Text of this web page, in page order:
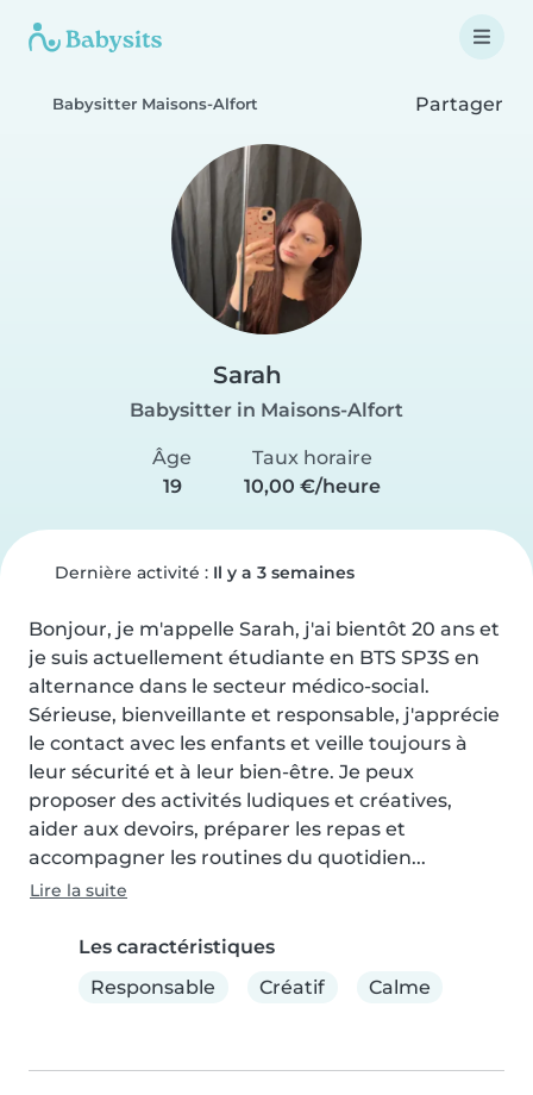
Babysitter Maisons-Alfort Partager
Sarah
Babysitter in Maisons-Alfort
Âge
19
Taux horaire
10,00 €/heure
Dernière activité : Il y a 3 semaines
Bonjour, je m'appelle Sarah, j'ai bientôt 20 ans et
je suis actuellement étudiante en BTS SP3S en
alternance dans le secteur médico-social.
Sérieuse, bienveillante et responsable, j'apprécie
le contact avec les enfants et veille toujours à
leur sécurité et à leur bien-être. Je peux
proposer des activités ludiques et créatives,
aider aux devoirs, préparer les repas et
accompagner les routines du quotidien...
Lire la suite
Les caractéristiques
Responsable
Créatif Calme